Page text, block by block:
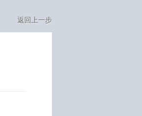
返回上一步